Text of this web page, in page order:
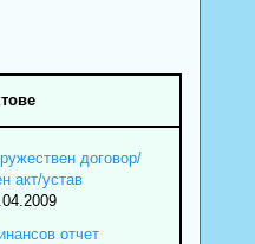
договор/
акт/устав
отчет